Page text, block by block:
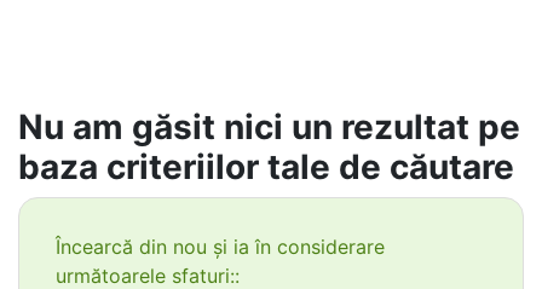
Nu am găsit nici un rezultat pe
baza criteriilor tale de căutare
Încearcă din nou și ia în considerare
următoarele sfaturi::